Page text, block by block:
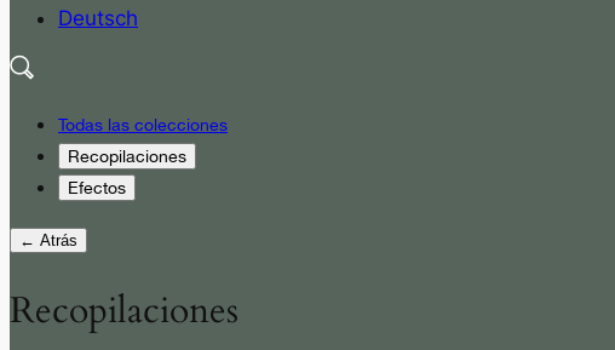
Deutsch
Todas las colecciones
Recopilaciones
Efectos
← Atrás
Recopilaciones